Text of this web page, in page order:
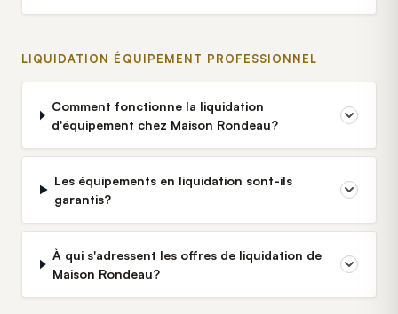
LIQUIDATION ÉQUIPEMENT PROFESSIONNEL
Comment fonctionne la liquidation
d'équipement chez Maison Rondeau?
Les équipements en liquidation sont-ils
garantis?
À qui s'adressent les offres de liquidation de
Maison Rondeau?